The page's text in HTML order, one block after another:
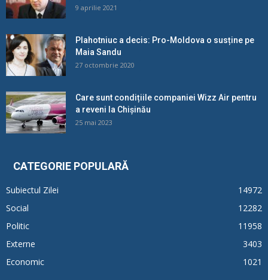
9 aprilie 2021
Plahotniuc a decis: Pro-Moldova o susține pe
Maia Sandu
27 octombrie 2020
Care sunt condițiile companiei Wizz Air pentru
a reveni la Chișinău
25 mai 2023
CATEGORIE POPULARĂ
Subiectul Zilei
14972
Social
12282
Politic
11958
Externe
3403
Economic
1021